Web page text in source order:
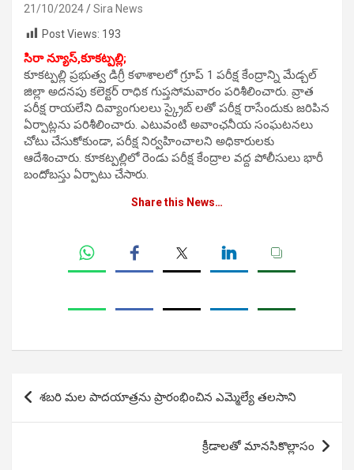
21/10/2024
Sira News
Post Views: 193
సిరా న్యూస్,కూకట్పల్లి;
కూకట్పల్లి ప్రభుత్వ డిగ్రీ కళాశాలలో గ్రూప్ 1 పరీక్ష కేంద్రాన్ని మేడ్చల్
జిల్లా అదనపు కలెక్టర్ రాధిక గుప్తసోమవారం పరిశీలించారు. వ్రాత
పరీక్ష రాయలేని దివ్యాంగులలు స్క్రైబ్ లతో పరీక్ష రాసేందుకు జరిపిన
ఏర్పాట్లను పరిశీలించారు. ఎటువంటి అవాంఛనీయ సంఘటనలు
చోటు చేసుకోకుండా, పరీక్ష నిర్వహించాలని అధికారులకు
ఆదేశించారు. కూకట్పల్లిలో రెండు పరీక్ష కేంద్రాల వద్ద పోలీసులు భారీ
బందోబస్తు ఏర్పాటు చేసారు.
Share this News…
Post
navigation
శబరి మల పాదయాత్రను ప్రారంభించిన ఎమ్మెల్యే తలసాని
క్రీడాలతో మానసికొల్లాసం